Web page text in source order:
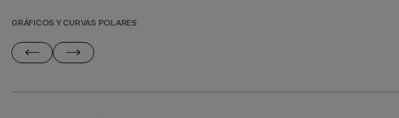
GRÁFICOS Y CURVAS POLARES